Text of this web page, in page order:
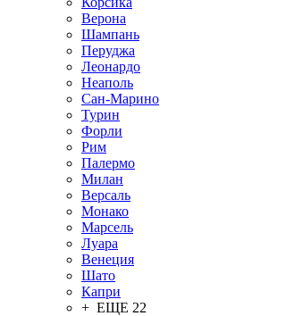
Верона
Шампань
Перуджа
Леонардо
Неаполь
Сан-Марино
Турин
Форли
Рим
Палермо
Милан
Версаль
Монако
Марсель
Луара
Венеция
Шато
Капри
+ ЕЩЕ 22